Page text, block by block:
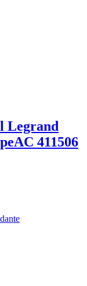
Legrand
411506